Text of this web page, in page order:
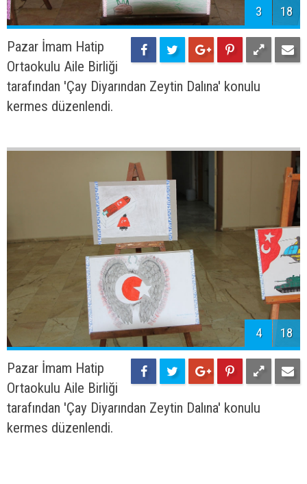
3 18
Pazar İmam Hatip
Ortaokulu Aile Birliği
tarafından 'Çay Diyarından Zeytin Dalına' konulu
kermes düzenlendi.
4 18
Pazar İmam Hatip
Ortaokulu Aile Birliği
tarafından 'Çay Diyarından Zeytin Dalına' konulu
kermes düzenlendi.